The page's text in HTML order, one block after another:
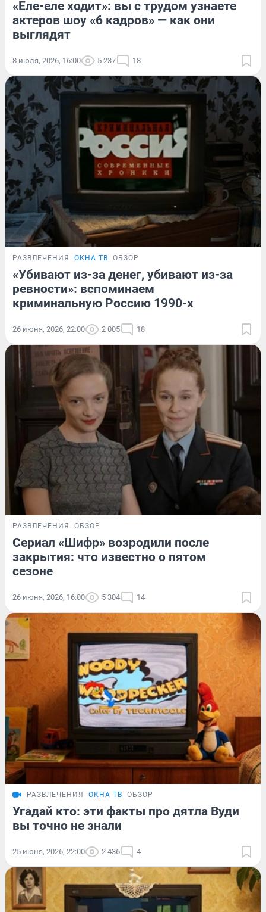
«Еле-еле ходит»: вы с трудом узнаете
актеров шоу «6 кадров» — как они
выглядят
8 июля, 2026, 16:00 5 237 18
РАЗВЛЕЧЕНИЯ ОКНА ТВ ОБЗОР
«Убивают из-за денег, убивают из-за
ревности»: вспоминаем
криминальную Россию 1990-х
26 июня, 2026, 22:00 2 005 18
РАЗВЛЕЧЕНИЯ ОБЗОР
Сериал «Шифр» возродили после
закрытия: что известно о пятом
сезоне
26 июня, 2026, 16:00 5 304 14
РАЗВЛЕЧЕНИЯ ОКНА ТВ ОБЗОР
Угадай кто: эти факты про дятла Вуди
вы точно не знали
25 июня, 2026, 22:00 2 436 4